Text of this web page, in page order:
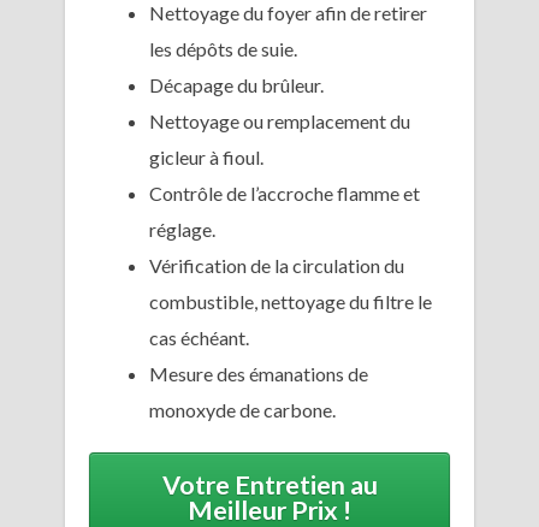
Nettoyage du foyer afin de retirer
les dépôts de suie.
Décapage du brûleur.
Nettoyage ou remplacement du
gicleur à fioul.
Contrôle de l’accroche flamme et
réglage.
Vérification de la circulation du
combustible, nettoyage du filtre le
cas échéant.
Mesure des émanations de
monoxyde de carbone.
Votre Entretien au
Meilleur Prix !